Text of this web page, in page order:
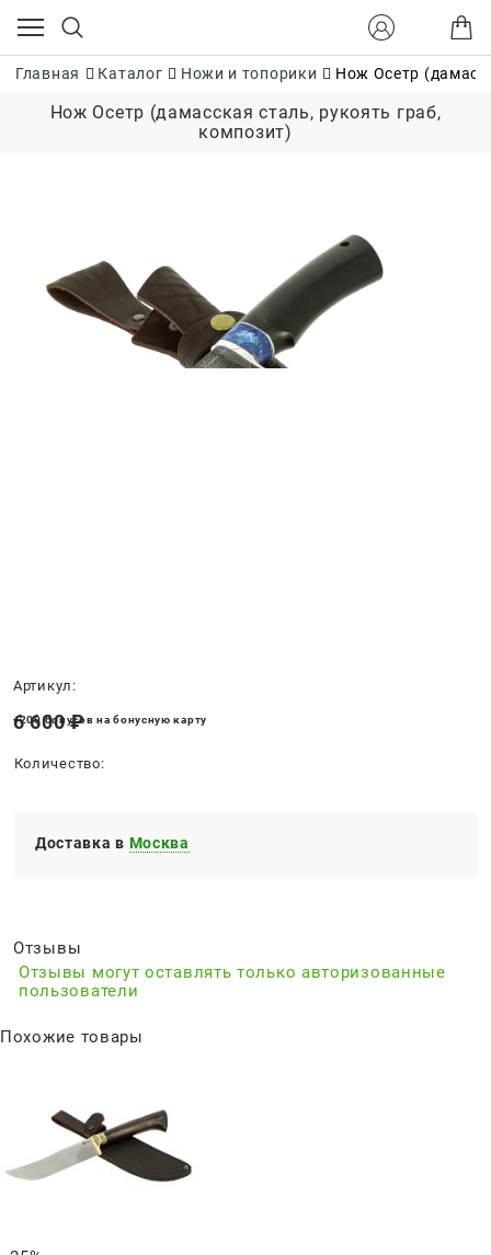
Главная Каталог Ножи и топорики Нож Осетр
Нож Осетр (дамасская сталь, рукоять граб,
композит)
Артикул:
6 600 ₽
+200 бонусов на бонусную карту
Количество:
Доставка в Москва
Отзывы
Отзывы могут оставлять только авторизованные
пользователи
Похожие товары